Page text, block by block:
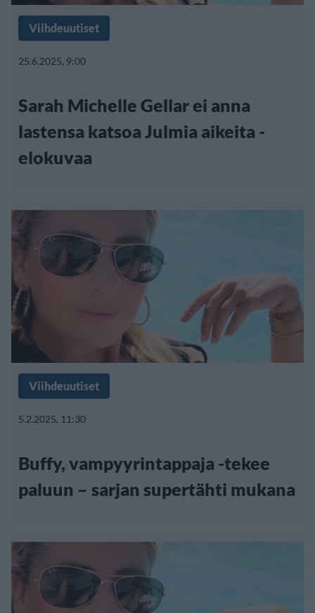
Viihdeuutiset
25.6.2025, 9:00
Sarah Michelle Gellar ei anna
lastensa katsoa Julmia aikeita -
elokuvaa
Viihdeuutiset
5.2.2025, 11:30
Buffy, vampyyrintappaja -tekee
paluun – sarjan supertähti mukana